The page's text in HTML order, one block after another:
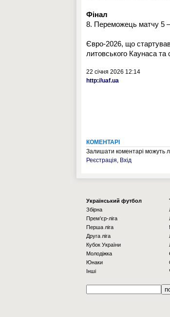
Фінал
8. Переможець матчу 5
Євро-2026, що
литовського Каунаса
22 січня 2026 12:14
http://uaf.ua
КОМЕНТАРІ
Залишати коментарі можуть
Реєстрація, Вхід
Українcький футбол
Збірна
Прем'єр-ліга
Перша ліга
Друга ліга
Кубок України
Молодіжка
Юнаки
Інші